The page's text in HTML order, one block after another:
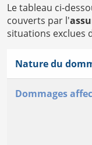
Le tableau ci-
couverts par l'
situations exclues
Nature du
Dommages